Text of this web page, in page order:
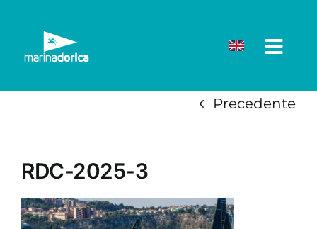
contenuto
Precedente
RDC-2025-3